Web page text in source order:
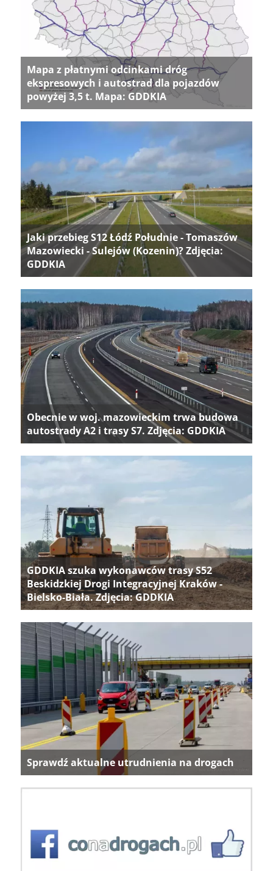
Mapa z płatnymi odcinkami dróg
ekspresowych i autostrad dla pojazdów
powyżej 3,5 t. Mapa: GDDKIA
Jaki przebieg S12 Łódź Południe - Tomaszów
Mazowiecki - Sulejów (Kozenin)? Zdjęcia:
GDDKIA
Obecnie w woj. mazowieckim trwa budowa
autostrady A2 i trasy S7. Zdjęcia: GDDKIA
GDDKIA szuka wykonawców trasy S52
Beskidzkiej Drogi Integracyjnej Kraków -
Bielsko-Biała. Zdjęcia: GDDKIA
Sprawdź aktualne utrudnienia na drogach